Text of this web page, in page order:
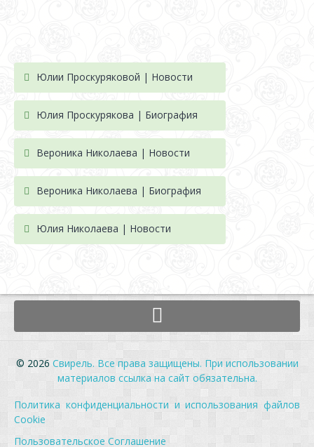
Юлии Проскуряковой | Новости
Юлия Проскурякова | Биография
Вероника Николаева | Новости
Вероника Николаева | Биография
Юлия Николаева | Новости
© 2026 Свирель. Все права защищены. При использовании
материалов ссылка на сайт обязательна.
Политика конфиденциальности и использования файлов
Cookie
Пользовательское Соглашение